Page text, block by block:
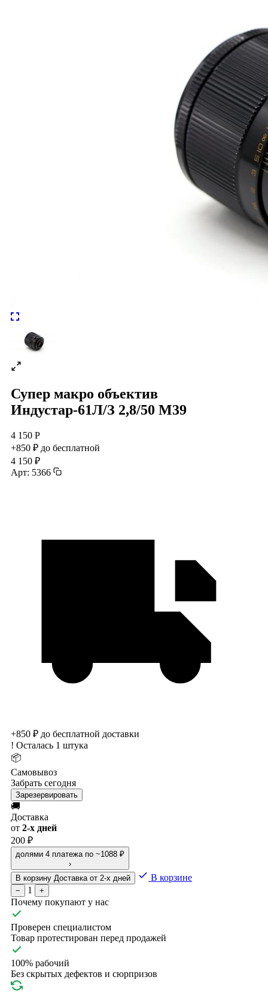
Супер макро объектив
Индустар-61Л/З 2,8/50 М39
4 150 Р
+850 ₽ до бесплатной
4 150 ₽
Арт: 5366
+850 ₽ до бесплатной доставки
! Осталась 1 штука
📦
Самовывоз
Забрать сегодня
Зарезервировать
🚚
Доставка
от 2-х дней
200 ₽
долями 4 платежа по ~1088 ₽
›
В корзину Доставка от 2-х дней В корзине
− 1 +
Почему покупают у нас
Проверен специалистом
Товар протестирован перед продажей
100% рабочий
Без скрытых дефектов и сюрпризов